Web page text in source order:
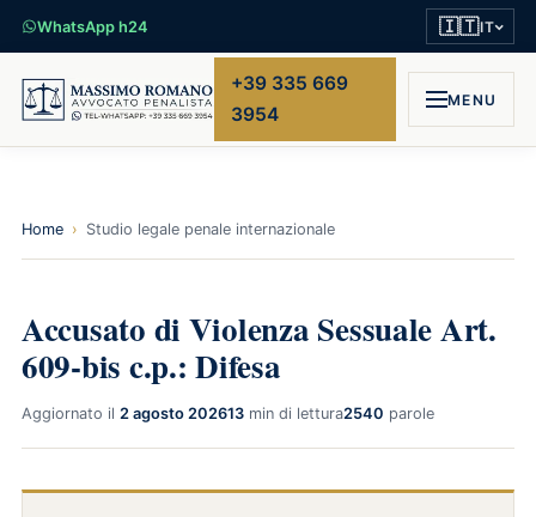
WhatsApp h24 🇮🇹IT
+39 335 669
3954
MENU
Home › Studio legale penale internazionale
Accusato di Violenza Sessuale Art.
609-bis c.p.: Difesa
Aggiornato il 2 agosto 202613 min di lettura2540 parole